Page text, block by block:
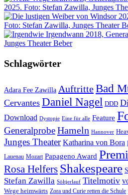
Schlagwörter
Adara Fee Zawilla AuftritteBad
Cervantes Daniel Nagel DDD
Download Dystopie Eine für alle Feature
GeneralprobeHameln Hannover
Junges Theater Katharina von Bora
Lauenau Mozart Papageno Award
Rosa Helfers Shakespeare
Stefan Zawilla Söltjerlauf Titelmotiv
Wege heimwärts Zora und Curie retten die Schule